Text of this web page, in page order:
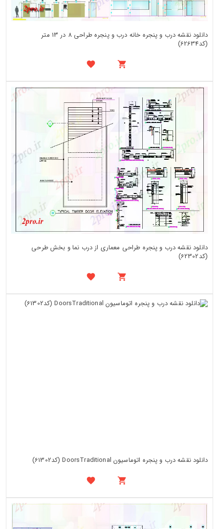
دانلود نقشه درب و پنجره خانه درب و پنجره طراحی 8 در 13 متر
(کد62634)
دانلود نقشه درب و پنجره طراحی معماری از درب نما و بخش طرحی
(کد62302)
دانلود نقشه درب و پنجره اتوماسیون DoorsTraditional (کد61302)